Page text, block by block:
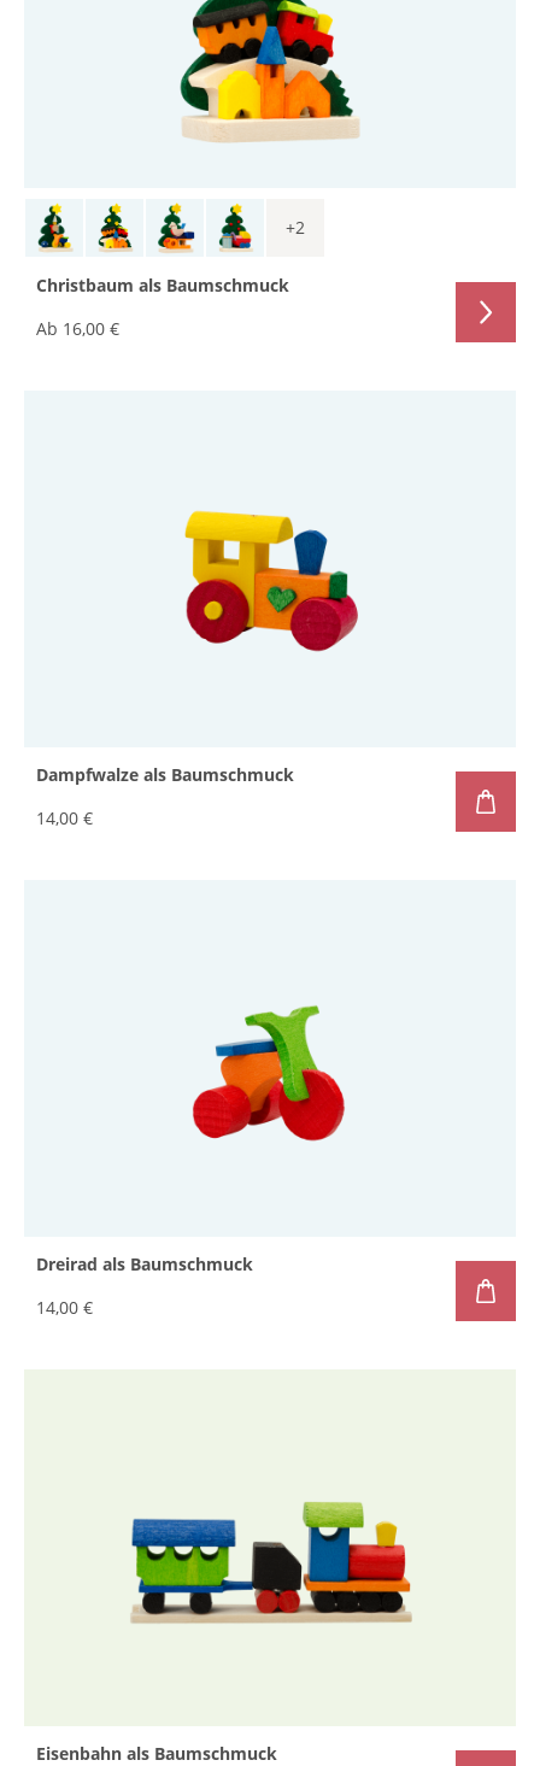
+2
Christbaum als Baumschmuck
Ab 16,00 €
Dampfwalze als Baumschmuck
14,00 €
Dreirad als Baumschmuck
14,00 €
Eisenbahn als Baumschmuck